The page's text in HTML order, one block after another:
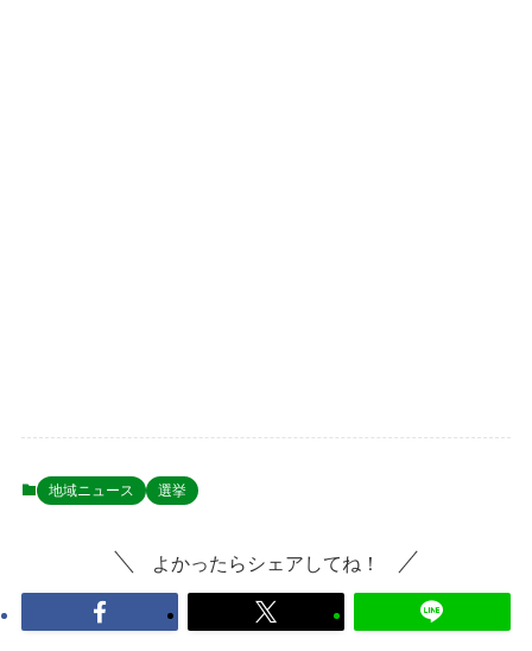
地域ニュース 選挙
よかったらシェアしてね！